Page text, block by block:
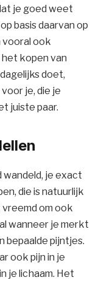
je goed weet
basis daarvan op
vooral ook
kopen van
doet,
je, die je
juiste paar.
wandeld, je exact
die is natuurlijk
om ook
wanneer je merkt
bepaalde pijntjes.
ook pijn in je
je lichaam. Het